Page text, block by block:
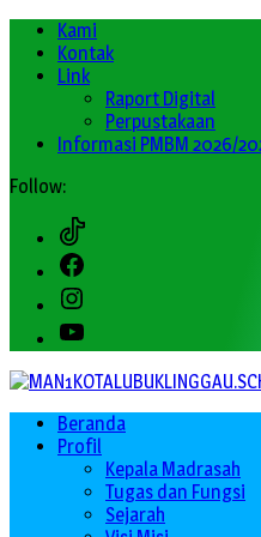
Kami
Kontak
Link
Raport Digital
Perpustakaan
Informasi PMBM 2026/
Follow:
Tiktok
Facebook
Instagram
Youtube
Beranda
Profil
Kepala Madrasah
Tugas dan Fungsi
Sejarah